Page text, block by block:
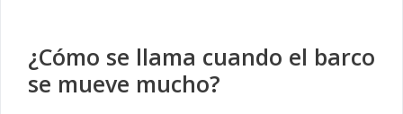
¿Cómo se llama cuando el barco
se mueve mucho?